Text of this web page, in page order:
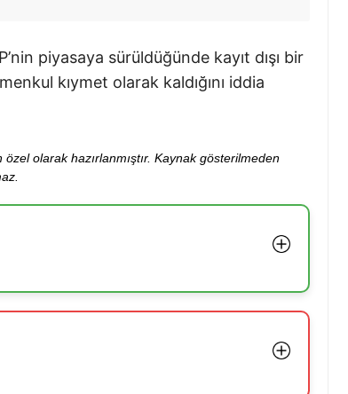
piyasaya sürüldüğünde kayıt dışı bir
kıymet olarak kaldığını iddia
olarak hazırlanmıştır. Kaynak gösterilmeden